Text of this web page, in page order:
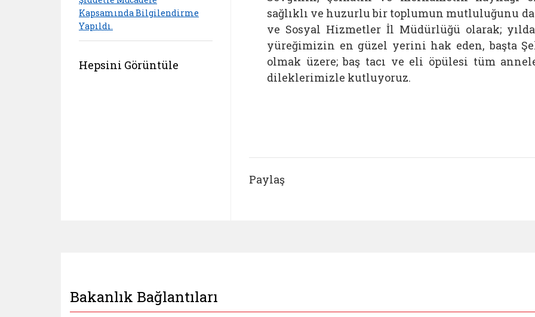
sağlıklı ve huzurlu bir toplumun mutluluğunu
ve Sosyal Hizmetler İl Müdürlüğü olarak;
yüreğimizin en güzel yerini hak eden, başta
olmak üzere; baş tacı ve eli öpülesi tüm
dileklerimizle kutluyoruz.
Paylaş
Kapsamında Bilgilendirme
Yapıldı.
Hepsini Görüntüle
Bakanlık Bağlantıları